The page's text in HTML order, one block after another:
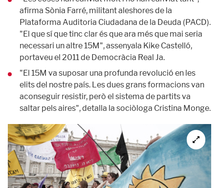
afirma Sònia Farré, militant aleshores de la
Plataforma Auditoria Ciudadana de la Deuda (PACD).
"El que sí que tinc clar és que ara més que mai seria
necessari un altre 15M", assenyala Kike Castelló,
portaveu el 2011 de Democràcia Real Ja.
"El 15M va suposar una profunda revolució en les
elits del nostre país. Les dues grans formacions van
aconseguir resistir, però el sistema de partits va
saltar pels aires", detalla la sociòloga Cristina Monge.